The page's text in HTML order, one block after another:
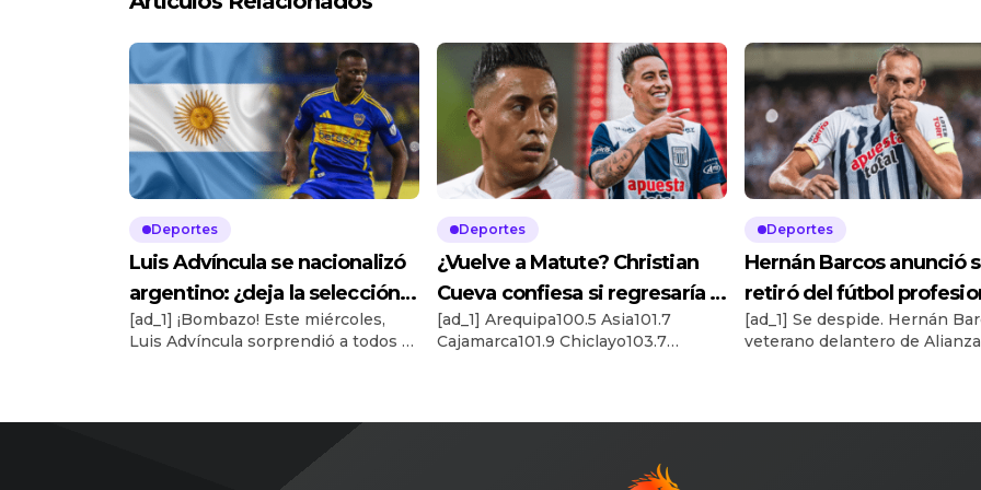
Deportes
Luis Advíncula se nacionalizó
argentino: ¿deja la selección
peruana?
[ad_1] ¡Bombazo! Este miércoles,
Luis Advíncula sorprendió a todos al
años defendiendo la camiseta de
Deportes
¿Vuelve a Matute? Christian
Cueva confiesa si regresaría a
Alianza Lima en 2025
[ad_1] Arequipa100.5 Asia101.7
Cajamarca101.9 Chiclayo103.7
Nazca92.7 Piura88.7 Pucallpa92.3
Deportes
Hernán Barcos anunció
retiró del fútbol
“Gracias Alianza Lima”
[ad_1] Se despide. Hernán
veterano delantero de
torneo más con los íntimos